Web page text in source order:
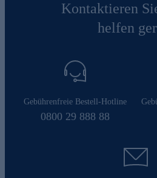
Kontaktieren
helfen
Gebührenfreie Bestell-Hotline
0800 29 888 88